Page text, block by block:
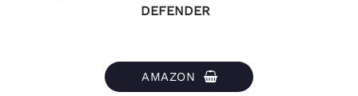
DEFENDER ​​
AMAZON